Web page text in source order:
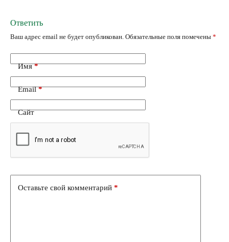
Ответить
Ваш адрес email не будет опубликован. Обязательные поля помечены *
Имя*
Email*
Сайт
Оставьте свой комментарий *